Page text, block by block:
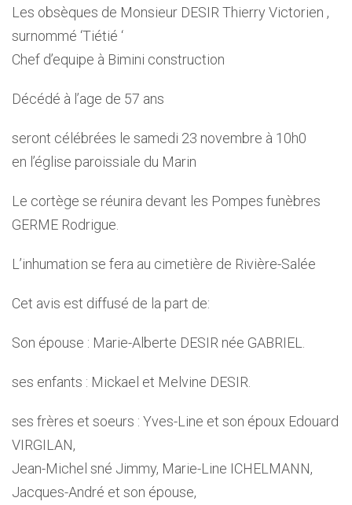
Les obsèques de Monsieur DESIR Thierry Victorien ,
surnommé ‘Tiétié ‘
Chef d’equipe à Bimini construction
Décédé à l’age de 57 ans
seront célébrées le samedi 23 novembre à 10h0
en l’église paroissiale du Marin
Le cortège se réunira devant les Pompes funèbres
GERME Rodrigue.
L’inhumation se fera au cimetière de Rivière-Salée
Cet avis est diffusé de la part de:
Son épouse : Marie-Alberte DESIR née GABRIEL.
ses enfants : Mickael et Melvine DESIR.
ses frères et soeurs : Yves-Line et son époux Edouard
VIRGILAN,
Jean-Michel sné Jimmy, Marie-Line ICHELMANN,
Jacques-André et son épouse,